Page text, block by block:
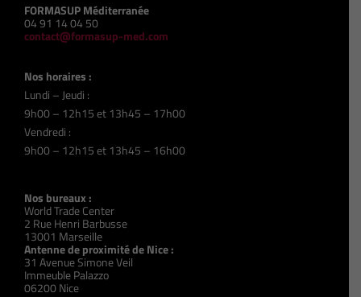
FORMASUP Méditerranée
04 91 14 04 50
contact@formasup-med.com
Nos horaires :
Lundi – Jeudi :
9h00 – 12h15 et 13h45 – 17h00
Vendredi :
9h00 – 12h15 et 13h45 – 16h00
Nos bureaux :
World Trade Center
2 Rue Henri Barbusse
13001 Marseille
Antenne de proximité de Nice :
31 Avenue Simone Veil
Immeuble Palazzo
06200 Nice